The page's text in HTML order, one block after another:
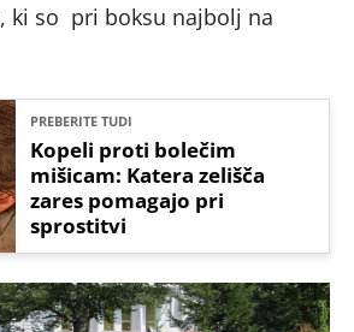
ki so pri boksu najbolj na
PREBERITE TUDI
Kopeli proti bolečim
mišicam: Katera zelišča
zares pomagajo pri
sprostitvi